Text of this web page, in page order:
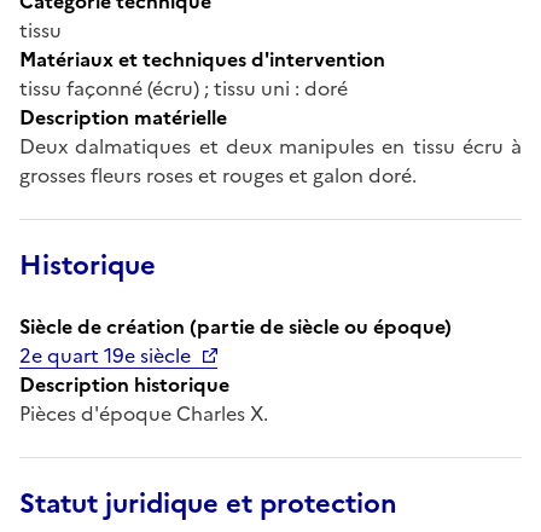
tissu
Matériaux et techniques d'intervention
tissu façonné (écru) ; tissu uni : doré
Description matérielle
Deux dalmatiques et deux manipules en tissu écru à
grosses fleurs roses et rouges et galon doré.
Historique
Siècle de création (partie de siècle ou époque)
2e quart 19e siècle
Description historique
Pièces d'époque Charles X.
Statut juridique et protection